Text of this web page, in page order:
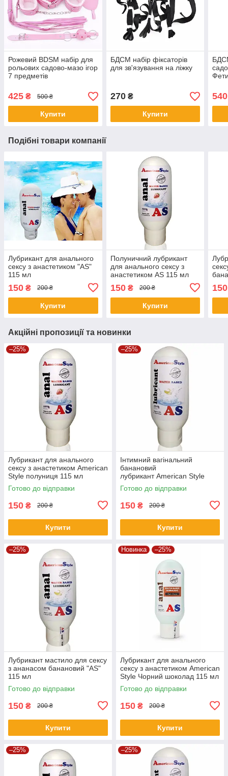
Рожевий BDSM набір для
рольових садово-мазо ігор
7 предметів
425 ₴ 500 ₴
Купити
БДСМ набір фіксаторів
для зв'язування на ліжку
270₴
Купити
540
Подібні товари компанії
Лубрикант для анального
сексу з анастетиком "AS"
115 мл
150 ₴ 200 ₴
Купити
Полуничний лубрикант
для анального сексу з
анастетиком AS 115 мл
150₴ 200 ₴
Купити
150
Акційні пропозиції та новинки
–25%
Лубрикант для анального
сексу з анастетиком American
Style полуниця 115 мл
Готово до відправки
150 ₴ 200 ₴
Купити
–25%
Інтимний вагінальний
банановий
лубрикант American Style
Готово до відправки
150 ₴ 200 ₴
Купити
–25%
Лубрикант мастило для сексу
з ананасом банановий "AS"
115 мл
Готово до відправки
150 ₴ 200 ₴
Купити
Новинка –25%
Лубрикант для анального
сексу з анастетиком American
Style Чорний шоколад 115 мл
Готово до відправки
150 ₴ 200 ₴
Купити
–25% –25%